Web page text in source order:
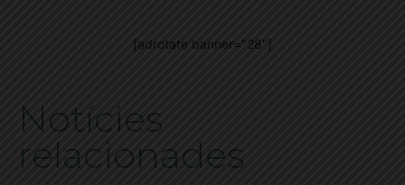
[adrotate banner="28"]
Notícies
relacionades